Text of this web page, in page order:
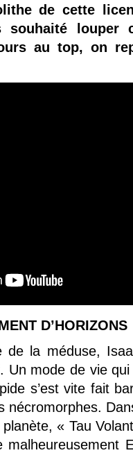
de cette
souhaité louper
au top, on
D’HORIZONS
de la méduse,
Un mode de vie
s’est vite fait
nécromorphes.
planète, « Tau
malheureusement